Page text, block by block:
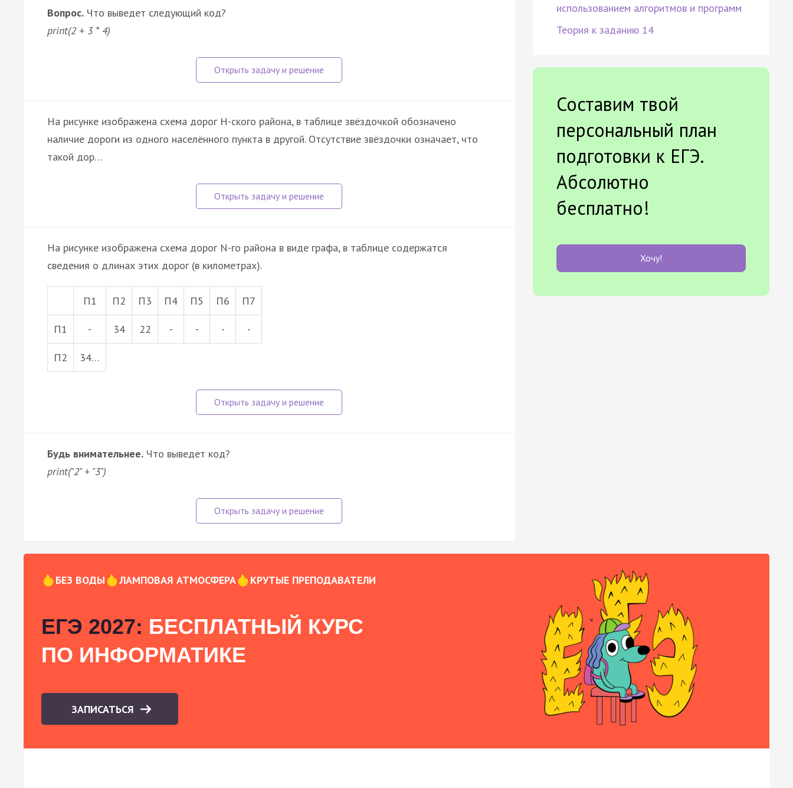
Вопрос. Что выведет следующий код?
print(2 + 3 * 4)
На рисунке изображена схема дорог Н-ского района, в таблице звёздочкой обозначено
наличие дороги из одного населённого пункта в другой. Отсутствие звёздочки означает, что
такой дор…
На рисунке изображена схема дорог N-го района в виде графа, в таблице содержатся
сведения о длинах этих дорог (в километрах).
П1 П2 П3 П4 П5 П6 П7
П1 - 34 22 - - - -
П2 34…
Будь внимательнее. Что выведет код?
print("2" + "3")
использованием алгоритмов и программ
Теория к заданию 14
Составим твой
персональный план
подготовки к ЕГЭ.
Абсолютно
бесплатно!
Хочу!
БЕЗ ВОДЫ ЛАМПОВАЯ АТМОСФЕРА КРУТЫЕ ПРЕПОДАВАТЕЛИ
ЕГЭ 2027: БЕСПЛАТНЫЙ КУРС
ПО ИНФОРМАТИКЕ
ЗАПИСАТЬСЯ